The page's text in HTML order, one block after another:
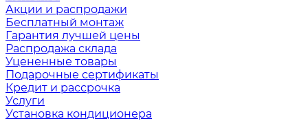
Акции и распродажи
Бесплатный монтаж
Гарантия лучшей цены
Распродажа склада
Уцененные товары
Подарочные сертификаты
Кредит и рассрочка
Услуги
Установка кондиционера